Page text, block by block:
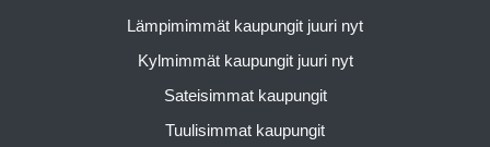
Lämpimimmät kaupungit juuri nyt
Kylmimmät kaupungit juuri nyt
Sateisimmat kaupungit
Tuulisimmat kaupungit